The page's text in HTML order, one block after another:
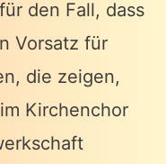
den Fall, dass
Vorsatz für
die zeigen,
Kirchenchor